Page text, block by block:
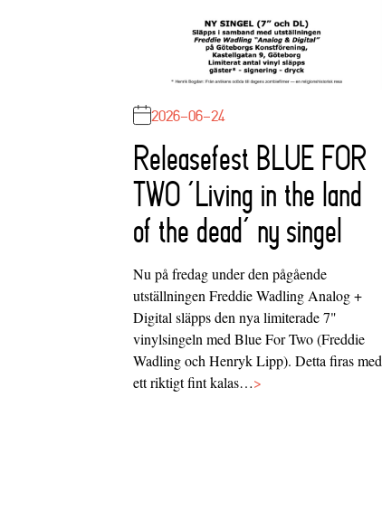
2026-06-24
Releasefest BLUE FOR
TWO ‘Living in the land
of the dead’ ny singel
Nu på fredag under den pågående
utställningen Freddie Wadling Analog +
Digital släpps den nya limiterade 7"
vinylsingeln med Blue For Two (Freddie
Wadling och Henryk Lipp). Detta firas med
ett riktigt fint kalas…>